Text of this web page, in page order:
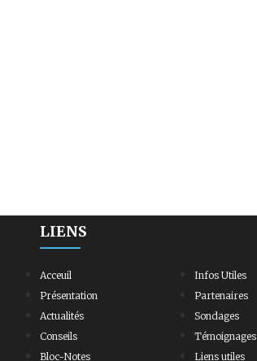
LIENS
Acceuil
Présentation
Actualités
Conseils
Bloc-Notes
Infos Utiles
Partenaires
Sondages
Témoignages
Liens utiles